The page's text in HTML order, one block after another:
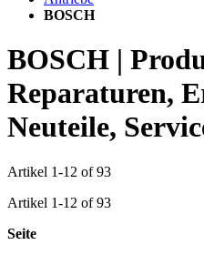
BOSCH
BOSCH |
Reparaturen,
Neuteile,
Artikel 1-12 of93
Artikel 1-12 of93
Seite